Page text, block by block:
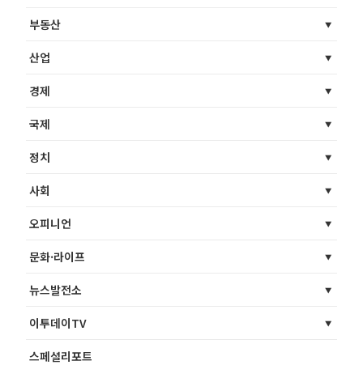
부동산
산업
경제
국제
정치
사회
오피니언
문화·라이프
뉴스발전소
이투데이TV
스페셜리포트